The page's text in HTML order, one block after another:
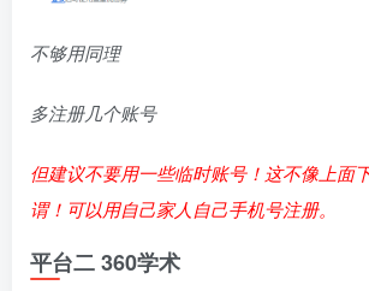
不够用同理
多注册几个账号
但建议不要用一些临时账号！这不像上面
谓！可以用自己家人自己手机号注册。
平台二 360学术